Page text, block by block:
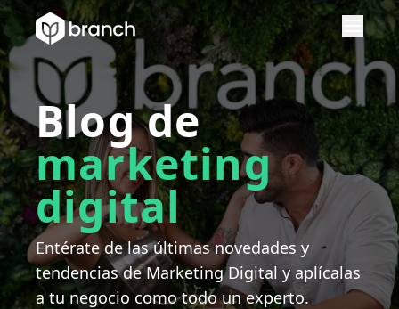
Blog de
marketing
digital
Entérate de las últimas novedades y
tendencias de Marketing Digital y aplícalas
a tu negocio como todo un experto.